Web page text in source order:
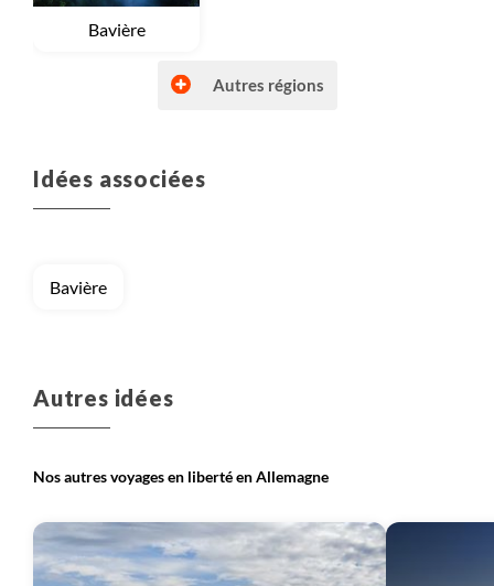
Voyage
Bavière
Autres régions
Idées associées
Bavière
Autres idées
Nos autres voyages en liberté en Allemagne